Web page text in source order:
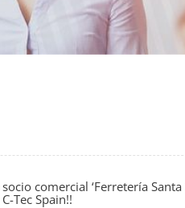
comercial ‘Ferretería
Tec Spain!!